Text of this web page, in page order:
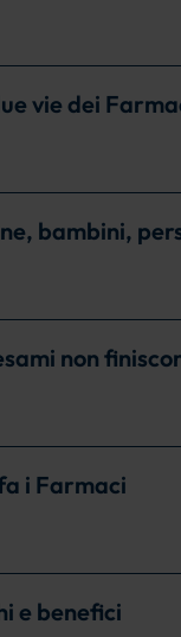
vie dei
bambini,
non
i Farmaci
e benefici